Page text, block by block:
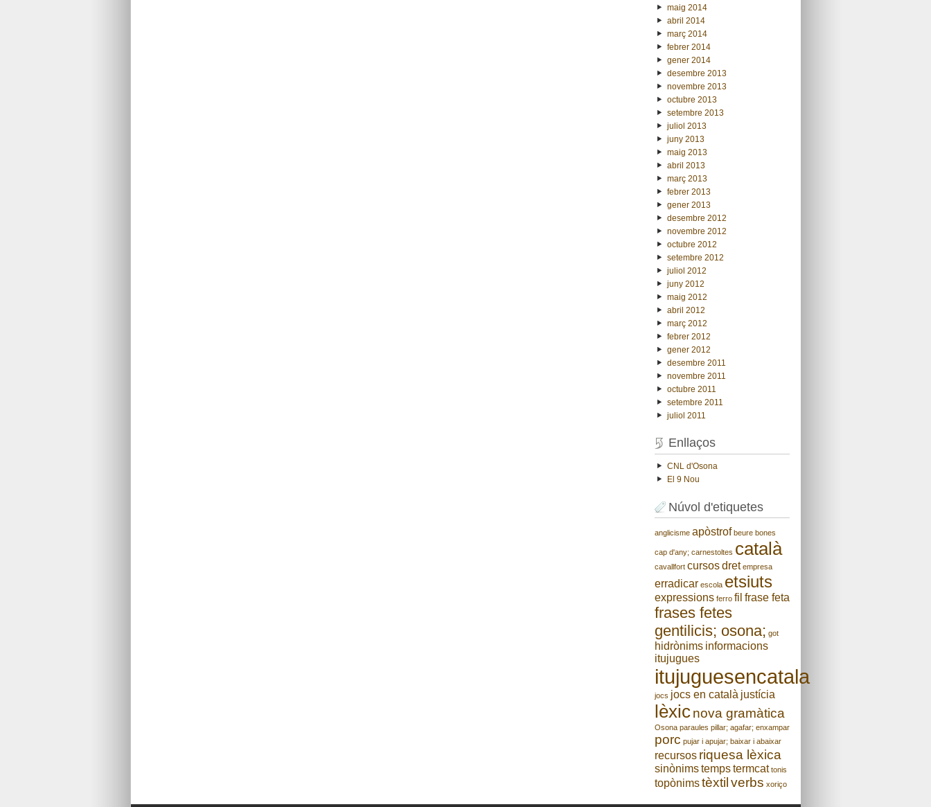
maig 2014
abril 2014
març 2014
febrer 2014
gener 2014
desembre 2013
novembre 2013
octubre 2013
setembre 2013
juliol 2013
juny 2013
maig 2013
abril 2013
març 2013
febrer 2013
gener 2013
desembre 2012
novembre 2012
octubre 2012
setembre 2012
juliol 2012
juny 2012
maig 2012
abril 2012
març 2012
febrer 2012
gener 2012
desembre 2011
novembre 2011
octubre 2011
setembre 2011
juliol 2011
Enllaços
CNL d'Osona
El 9 Nou
Núvol d'etiquetes
anglicisme apòstrof beure bones
cap d'any; carnestoltes català
cavallfort cursos dret empresa
erradicar escola etsiuts
expressions ferro fil frase feta
frases fetes
gentilicis; osona; got
hidrònims informacions
itujugues
itujuguesencatala
jocs jocs en català justícia
lèxic nova gramàtica
Osona paraules pillar; agafar; enxampar
porc pujar i apujar; baixar i abaixar
recursos riquesa lèxica
sinònims temps termcat tonis
topònims tèxtil verbs xoriço